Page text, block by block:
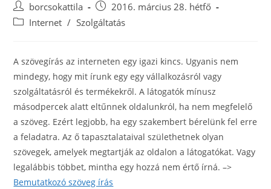
Post
author:
borcsokattila
Post
published:
2016. március 28. hétfő
PostInternet / Szolgáltatás
A szövegírás az interneten egy igazi kincs. Ugyanis nem
mindegy, hogy mit írunk egy egy vállalkozásról vagy
szolgáltatásról és termékekről. A látogatók mínusz
másodpercek alatt eltűnnek oldalunkról, ha nem megfelelő
a szöveg. Ezért legjobb, ha egy szakembert bérelünk fel erre
a feladatra. Az ő tapasztalataival születhetnek olyan
szövegek, amelyek megtartják az oldalon a látogatókat. Vagy
legalábbis többet, mintha egy hozzá nem értő írná. –>
Bemutatkozó szöveg írás